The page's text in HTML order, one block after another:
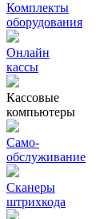
Комплекты
оборудования
Онлайн
кассы
Кассовые
компьютеры
Само-
обслуживание
Сканеры
штрихкода